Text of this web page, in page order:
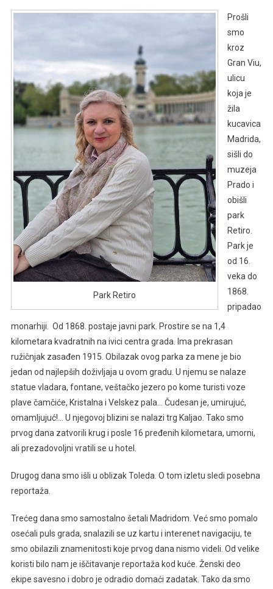
Park Retiro
Prošli
smo
kroz
Gran Viu,
ulicu
koja je
žila
kucavica
Madrida,
sišli do
muzeja
Prado i
obišli
park
Retiro.
Park je
od 16.
veka do
1868.
pripadao
monarhiji. Od 1868. postaje javni park. Prostire se na 1,4
kilometara kvadratnih na ivici centra grada. Ima prekrasan
ružičnjak zasađen 1915. Obilazak ovog parka za mene je bio
jedan od najlepših doživljaja u ovom gradu. U njemu se nalaze
statue vladara, fontane, veštačko jezero po kome turisti voze
plave čamčiće, Kristalna i Velskez pala… Čudesan je, umirujuć,
omamljujuć!… U njegovoj blizini se nalazi trg Kaljao. Tako smo
prvog dana zatvorili krug i posle 16 pređenih kilometara, umorni,
ali prezadovoljni vratili se u hotel.
Drugog dana smo išli u oblizak Toleda. O tom izletu sledi posebna
reportaža.
Trećeg dana smo samostalno šetali Madridom. Već smo pomalo
osećali puls grada, snalazili se uz kartu i interenet navigaciju, te
smo obilazili znamenitosti koje prvog dana nismo videli. Od velike
koristi bilo nam je iščitavanje reportaža kod kuće. Ženski deo
ekipe savesno i dobro je odradio domaći zadatak. Tako da smo